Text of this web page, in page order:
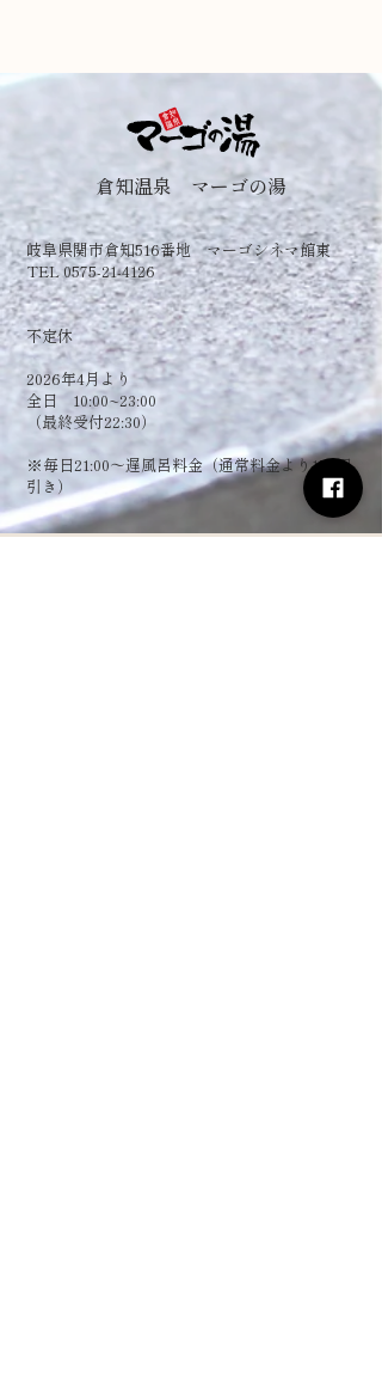
倉知温泉 マーゴの湯
岐阜県関市倉知516番地 マーゴシネマ館東
TEL 0575-21-4126
​不定休
2026年4月より
全日 10:00~23:00
（最終受付22:30）
​※毎日21:00～遅風呂料金（通常料金より150円
引き）